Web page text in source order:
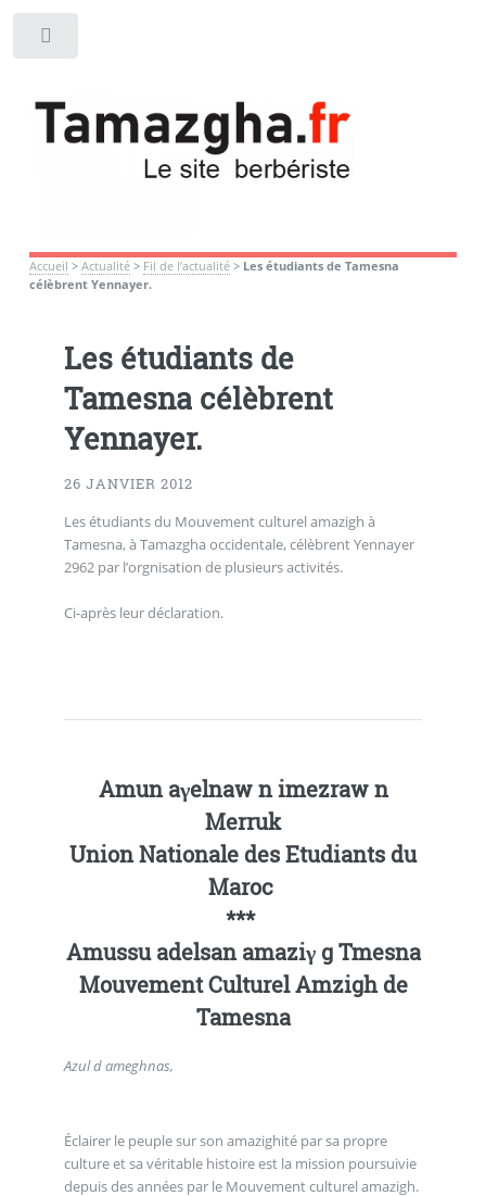
Accueil > Actualité> Fil de l’actualité> Les étudiants de Tamesna
célèbrent Yennayer.
Les étudiants de
Tamesna célèbrent
Yennayer.
26 JANVIER 2012
Les étudiants du Mouvement culturel amazigh à
Tamesna, à Tamazgha occidentale, célèbrent Yennayer
2962 par l’orgnisation de plusieurs activités.
Ci-après leur déclaration.
Amun aγelnaw n imezraw n
Merruk
Union Nationale des Etudiants du
Maroc
***
Amussu adelsan amaziγ g Tmesna
Mouvement Culturel Amzigh de
Tamesna
Azul d ameghnas,
Éclairer le peuple sur son amazighité par sa propre
culture et sa véritable histoire est la mission poursuivie
depuis des années par le Mouvement culturel amazigh.